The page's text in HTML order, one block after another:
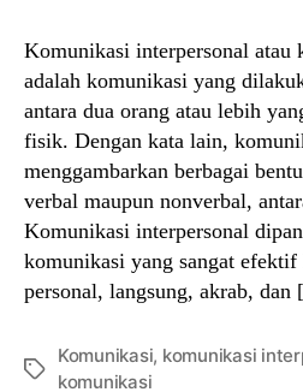
Komunikasi interpersonal atau
adalah komunikasi yang
antara dua orang atau lebih
fisik. Dengan kata lain,
menggambarkan berbagai
verbal maupun nonverbal,
Komunikasi interpersonal
komunikasi yang sangat efektif
personal, langsung, akrab,
Tags
Komunikasi, komunikasi
komunikasi